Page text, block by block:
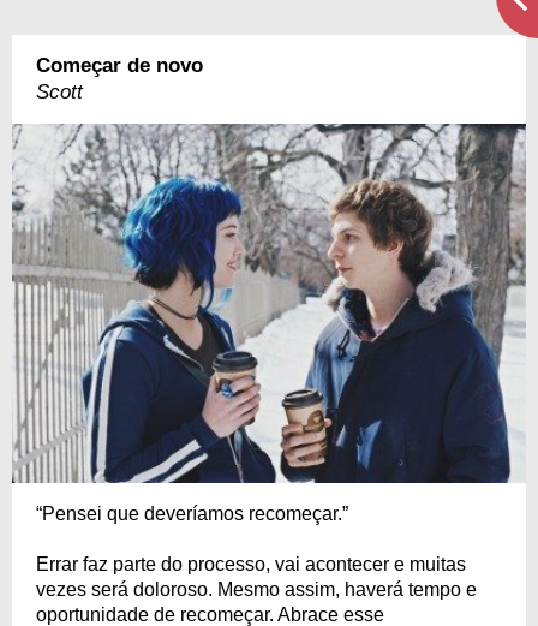
Começar de novo
Scott
“Pensei que deveríamos recomeçar.”
Errar faz parte do processo, vai acontecer e muitas
vezes será doloroso. Mesmo assim, haverá tempo e
oportunidade de recomeçar. Abrace esse